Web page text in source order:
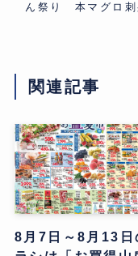
ん祭り 本マグロ刺
関連記事
8月7日～8月13日